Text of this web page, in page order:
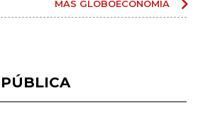
MÁS GLOBOECONOMÍA